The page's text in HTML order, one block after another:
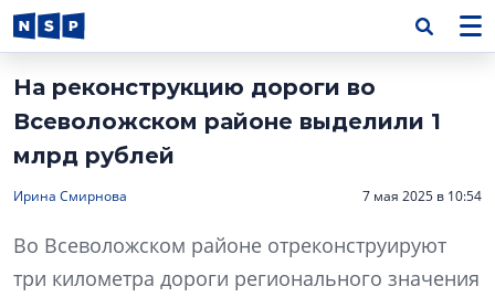
На реконструкцию дороги во
Всеволожском районе выделили 1
млрд рублей
Ирина Смирнова 7 мая 2025 в 10:54
Во Всеволожском районе отреконструируют
три километра дороги регионального значения